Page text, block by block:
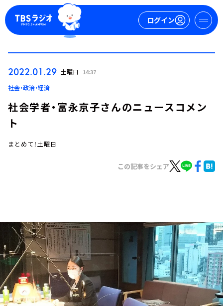
ログイン
お知らせ
イベント・グッズ
YouTube
会社情報
2022.01.29 土曜日 14:37
社会・政治・経済
社会学者・富永京子さんのニュースコメン
ト
まとめて！土曜日
この記事をシェア